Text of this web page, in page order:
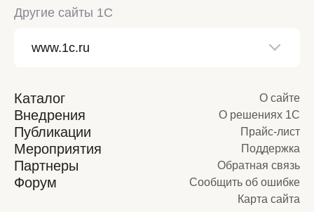
Другие сайты 1С
Каталог
Внедрения
Публикации
Мероприятия
Партнеры
Форум
О сайте
О решениях 1С
Прайс-лист
Поддержка
Обратная связь
Сообщить об ошибке
Карта сайта